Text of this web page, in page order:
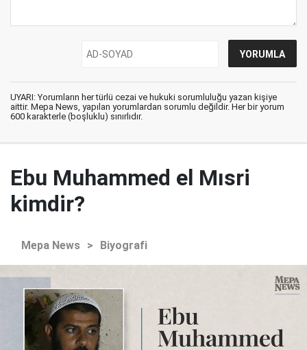
UYARI: Yorumların her türlü cezai ve hukuki sorumluluğu yazan kişiye
aittir. Mepa News, yapılan yorumlardan sorumlu değildir. Her bir yorum
600 karakterle (boşluklu) sınırlıdır.
Ebu Muhammed el Mısri
kimdir?
Mepa News > Biyografi